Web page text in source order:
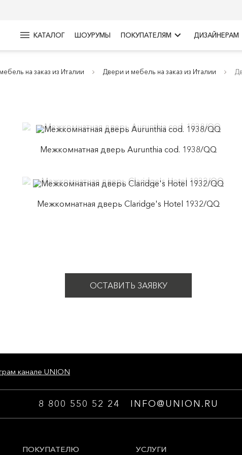
menu КАТАЛОГ ШОУРУМЫ ПОКУПАТЕЛЯМ keyboard_arrow_right ДИЗАЙНЕРАМ
на заказ из Италии Двери и мебель на заказ из Италии
Межкомнатная дверь Aurunthia cod. 1938/QQ
Межкомнатная дверь Claridge's Hotel 1932/QQ
ОСТАВИТЬ ЗАЯВКУ
канале UNION
8 800 550 52 24 INFO@UNION.RU
ПОКУПАТЕЛЮ УСЛУГИ